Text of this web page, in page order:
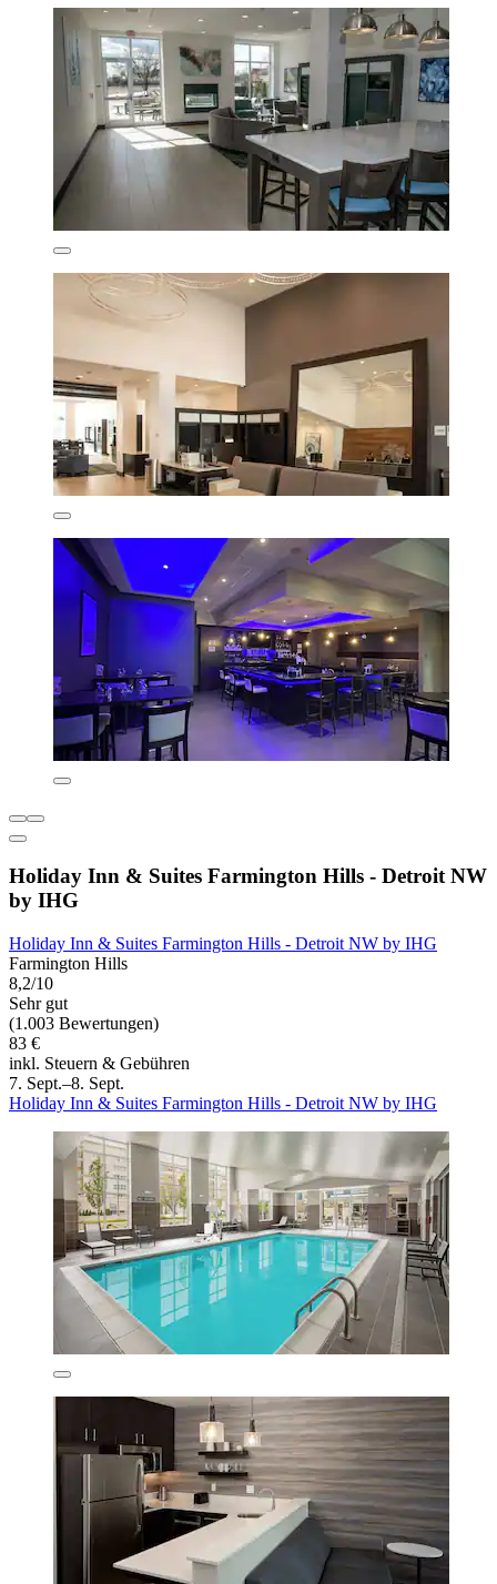
Holiday Inn & Suites Farmington Hills - Detroit NW
by IHG
Holiday Inn & Suites Farmington Hills - Detroit NW by IHG
Farmington Hills
8,2/10
Sehr gut
(1.003 Bewertungen)
83 €
inkl. Steuern & Gebühren
7. Sept.–8. Sept.
Holiday Inn & Suites Farmington Hills - Detroit NW by IHG